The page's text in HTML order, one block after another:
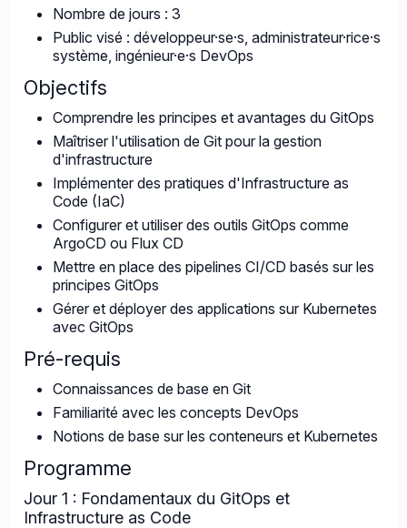
Nombre de jours : 3
Public visé : développeur·se·s, administrateur·rice·s
système, ingénieur·e·s DevOps
Objectifs
Comprendre les principes et avantages du GitOps
Maîtriser l'utilisation de Git pour la gestion
d'infrastructure
Implémenter des pratiques d'Infrastructure as
Code (IaC)
Configurer et utiliser des outils GitOps comme
ArgoCD ou Flux CD
Mettre en place des pipelines CI/CD basés sur les
principes GitOps
Gérer et déployer des applications sur Kubernetes
avec GitOps
Pré-requis
Connaissances de base en Git
Familiarité avec les concepts DevOps
Notions de base sur les conteneurs et Kubernetes
Programme
Jour 1 : Fondamentaux du GitOps et
Infrastructure as Code